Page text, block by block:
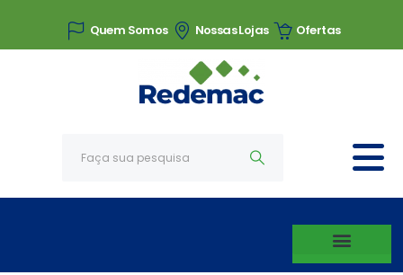
Quem Somos Nossas Lojas Ofertas